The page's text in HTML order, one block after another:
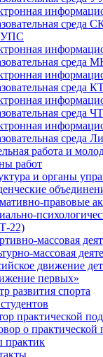
среда
среда
среда
работа и
работ
и органы
правовые
22)
массовая
массовая
движение
первых»
развития спорта
практической
о практической
практик